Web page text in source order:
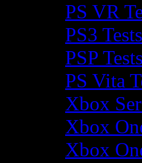
PS VR
PS3 Tests
PSP Tests
PS Vita
Xbox
Xbox
Xbox